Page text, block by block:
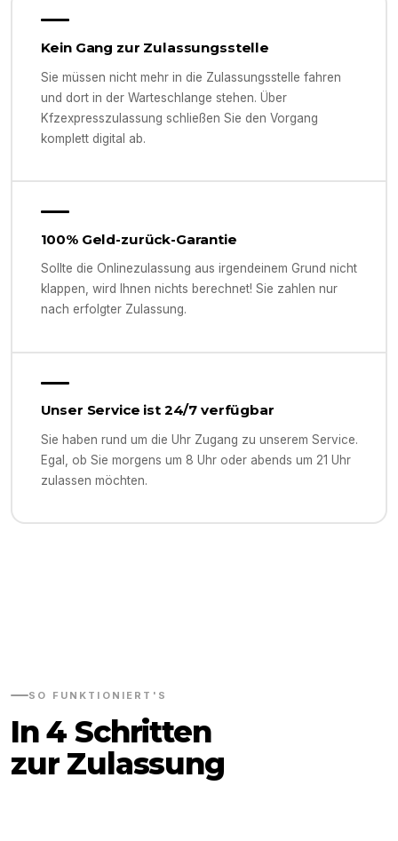
Kein Gang zur Zulassungsstelle
Sie müssen nicht mehr in die Zulassungsstelle fahren
und dort in der Warteschlange stehen. Über
Kfzexpresszulassung schließen Sie den Vorgang
komplett digital ab.
100% Geld-zurück-Garantie
Sollte die Onlinezulassung aus irgendeinem Grund nicht
klappen, wird Ihnen nichts berechnet! Sie zahlen nur
nach erfolgter Zulassung.
Unser Service ist 24/7 verfügbar
Sie haben rund um die Uhr Zugang zu unserem Service.
Egal, ob Sie morgens um 8 Uhr oder abends um 21 Uhr
zulassen möchten.
SO FUNKTIONIERT'S
In 4 Schritten
zur Zulassung